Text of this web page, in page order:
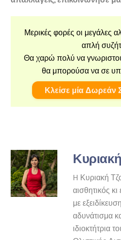
Μερικές φορές οι μεγάλες
απλή
Θα χαρώ πολύ να
θα μπορούσα να σε
Κλείσε μία Δωρεάν
H Κυριακή
αισθητικός
με
αδυνάτισμα
ιδιοκτήτρια